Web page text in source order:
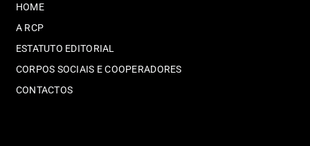
HOME
A RCP
ESTATUTO EDITORIAL
CORPOS SOCIAIS E COOPERADORES
CONTACTOS